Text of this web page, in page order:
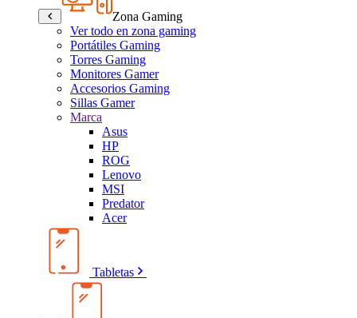
Zona Gaming
Ver todo en zona gaming
Portátiles Gaming
Torres Gaming
Monitores Gamer
Accesorios Gaming
Sillas Gamer
Marca
Asus
HP
ROG
Lenovo
MSI
Predator
Acer
Tabletas